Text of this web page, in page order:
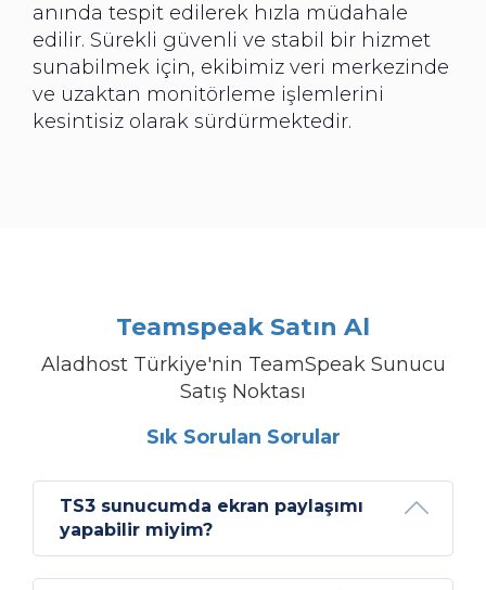
anında tespit edilerek hızla müdahale
edilir. Sürekli güvenli ve stabil bir hizmet
sunabilmek için, ekibimiz veri merkezinde
ve uzaktan monitörleme işlemlerini
kesintisiz olarak sürdürmektedir.
Teamspeak Satın Al
Aladhost Türkiye'nin TeamSpeak Sunucu
Satış Noktası
Sık Sorulan Sorular
TS3 sunucumda ekran paylaşımı
yapabilir miyim?